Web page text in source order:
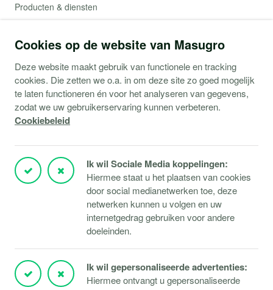
Producten & diensten
Webshop (Copaco)
Support
Service aanvraag
Storingen Verbindingen
TeamViewer downloaden
Responsible disclosure
© 2026 Masugro
Cookies op de website van Masugro
Deze website maakt gebruik van functionele en tracking
cookies. Die zetten we o.a. in om deze site zo goed mogelijk
te laten functioneren én voor het analyseren van gegevens,
zodat we uw gebruikerservaring kunnen verbeteren.
Cookiebeleid
Ik wil Sociale Media koppelingen:
Hiermee staat u het plaatsen van cookies
door social medianetwerken toe, deze
netwerken kunnen u volgen en uw
internetgedrag gebruiken voor andere
doeleinden.
Ik wil gepersonaliseerde advertenties:
Hiermee ontvangt u gepersonaliseerde